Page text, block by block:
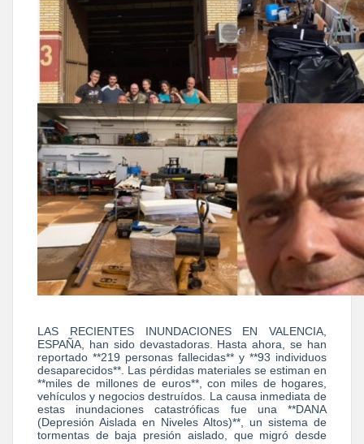
LAS RECIENTES INUNDACIONES EN VALENCIA,
ESPAÑA, han sido devastadoras. Hasta ahora, se han
reportado **219 personas fallecidas** y **93 individuos
desaparecidos**. Las pérdidas materiales se estiman en
**miles de millones de euros**, con miles de hogares,
vehículos y negocios destruídos. La causa inmediata de
estas inundaciones catastróficas fue una **DANA
(Depresión Aislada en Niveles Altos)**, un sistema de
tormentas de baja presión aislado, que migró desde